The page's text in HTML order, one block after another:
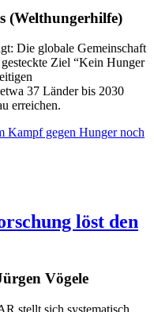
(Welthungerhilfe)
Die globale Gemeinschaft
Ziel “Kein Hunger
37 Länder bis 2030
erreichen.
Kampf gegen Hunger noch
löst den
Vögele
stellt sich systematisch